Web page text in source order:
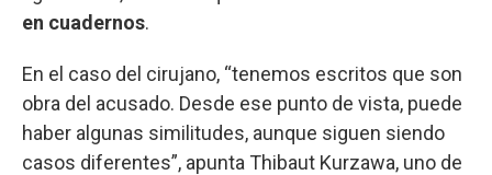
en cuadernos.
En el caso del cirujano, “tenemos escritos que son
obra del acusado. Desde ese punto de vista, puede
haber algunas similitudes, aunque siguen siendo
casos diferentes”, apunta Thibaut Kurzawa, uno de